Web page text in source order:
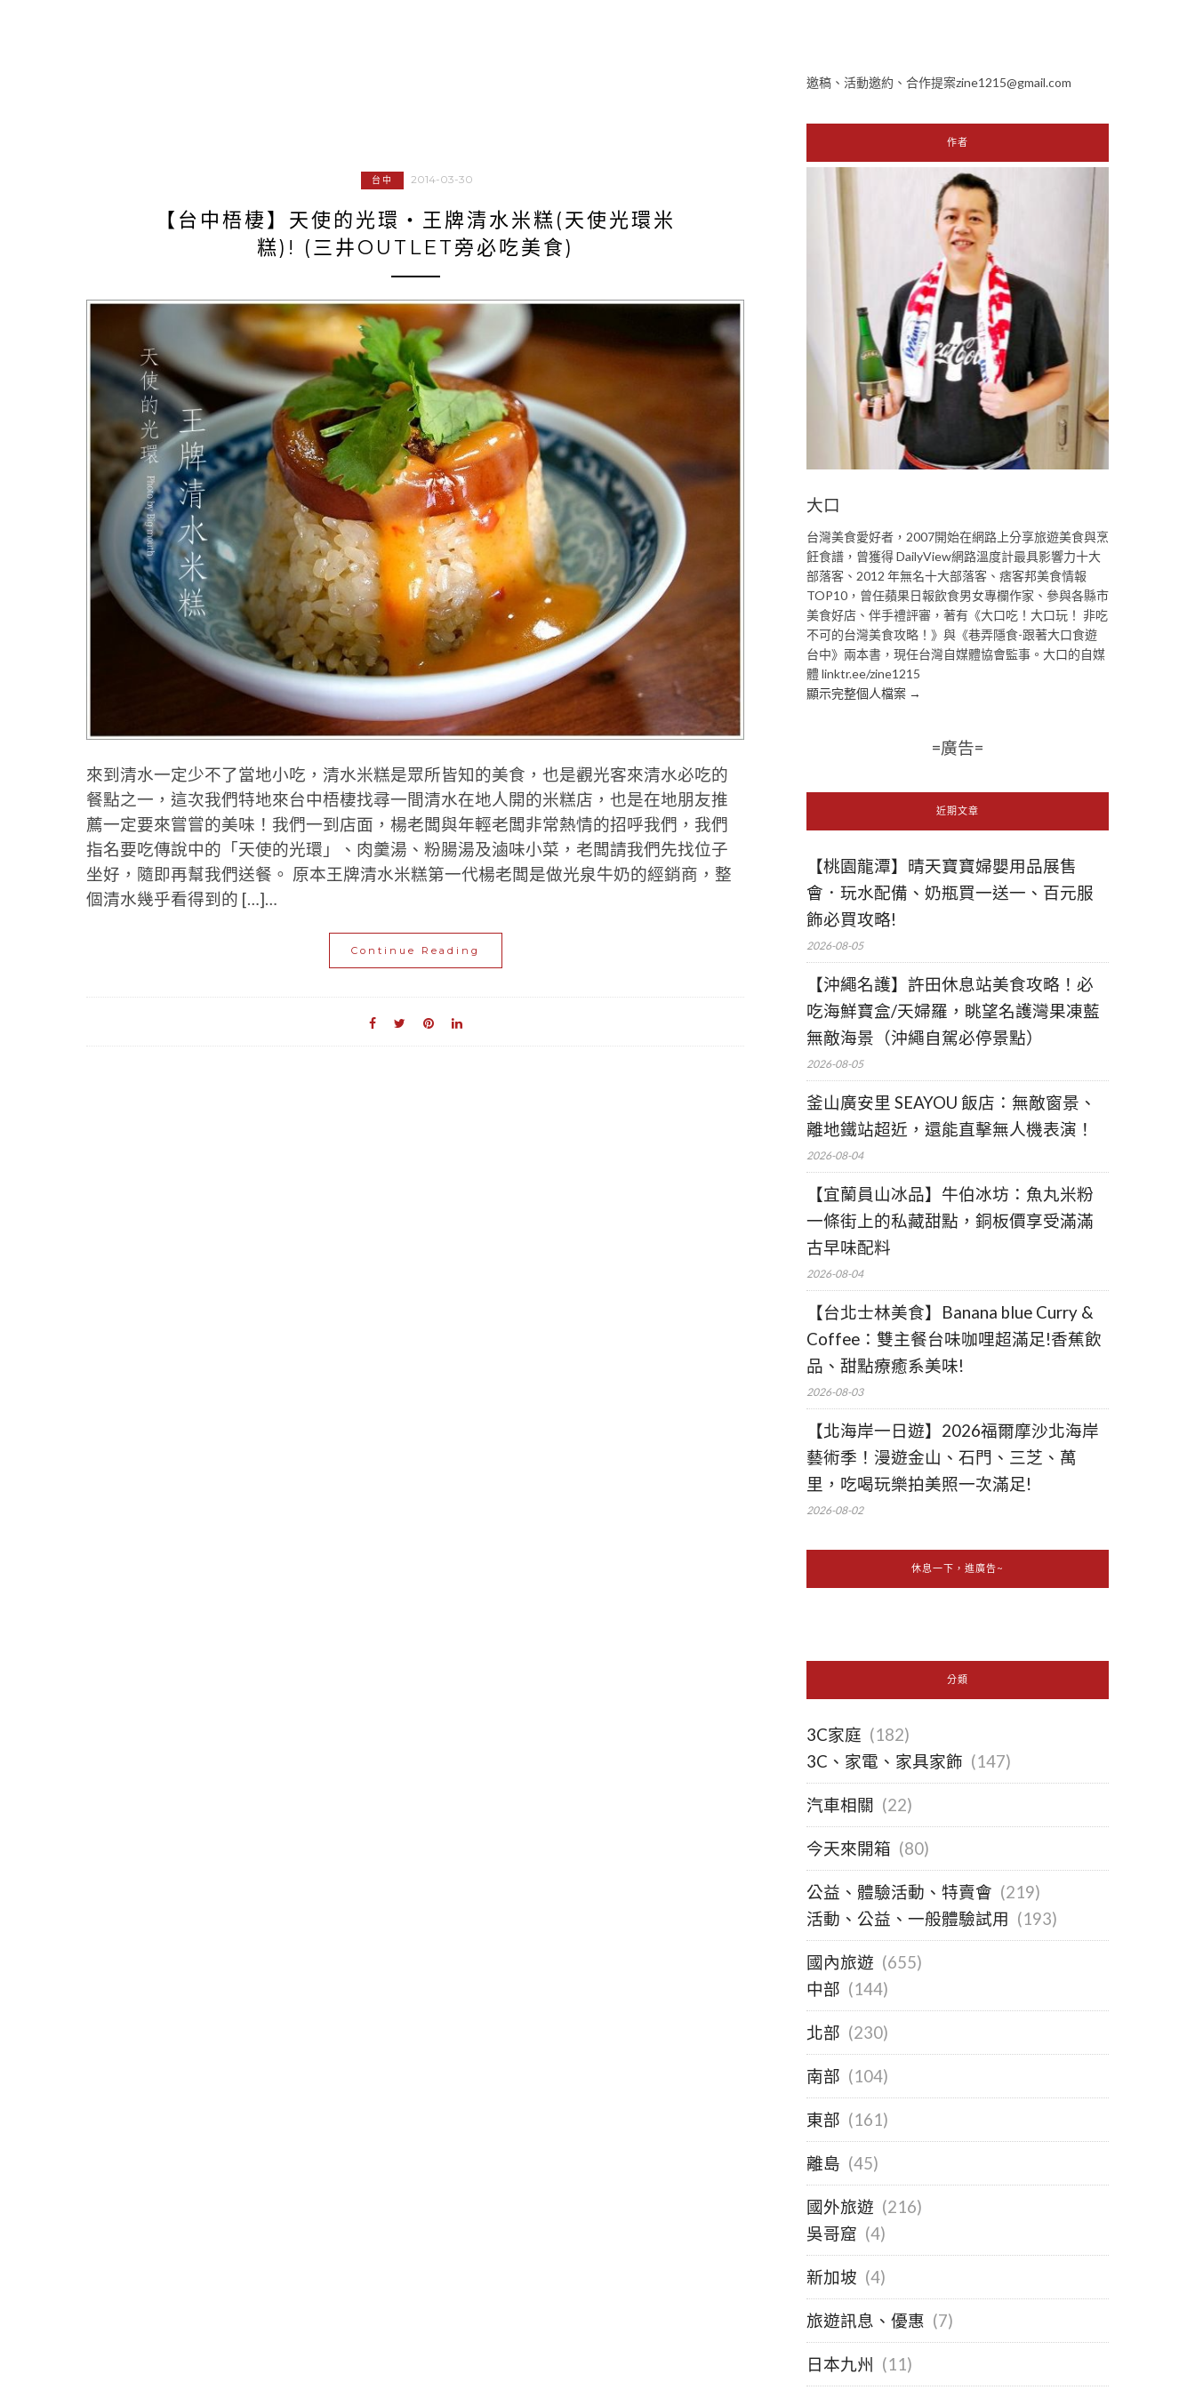
台中 2014-03-30
【台中梧棲】天使的光環‧王牌清水米糕(天使光環米
糕)! (三井OUTLET旁必吃美食)
來到清水一定少不了當地小吃，清水米糕是眾所皆知的美食，也是觀光客來清水必吃的
餐點之一，這次我們特地來台中梧棲找尋一間清水在地人開的米糕店，也是在地朋友推
薦一定要來嘗嘗的美味！我們一到店面，楊老闆與年輕老闆非常熱情的招呼我們，我們
指名要吃傳說中的「天使的光環」、肉羹湯、粉腸湯及滷味小菜，老闆請我們先找位子
坐好，隨即再幫我們送餐。 原本王牌清水米糕第一代楊老闆是做光泉牛奶的經銷商，整
個清水幾乎看得到的 […]…
Continue Reading
邀稿、活動邀約、合作提案zine1215@gmail.com
作者
大口
台灣美食愛好者，2007開始在網路上分享旅遊美食與烹
飪食譜，曾獲得 DailyView網路溫度計最具影響力十大
部落客、2012 年無名十大部落客、痞客邦美食情報
TOP10，曾任蘋果日報飲食男女專欄作家、參與各縣市
美食好店、伴手禮評審，著有《大口吃！大口玩！ 非吃
不可的台灣美食攻略！》與《巷弄隱食-跟著大口食遊
台中》兩本書，現任台灣自媒體協會監事。大口的自媒
體 linktr.ee/zine1215
顯示完整個人檔案 →
=廣告=
近期文章
【桃園龍潭】晴天寶寶婦嬰用品展售
會．玩水配備、奶瓶買一送一、百元服
飾必買攻略!
2026-08-05
【沖繩名護】許田休息站美食攻略！必
吃海鮮寶盒/天婦羅，眺望名護灣果凍藍
無敵海景（沖繩自駕必停景點）
2026-08-05
釜山廣安里 SEAYOU 飯店：無敵窗景、
離地鐵站超近，還能直擊無人機表演！
2026-08-04
【宜蘭員山冰品】牛伯冰坊：魚丸米粉
一條街上的私藏甜點，銅板價享受滿滿
古早味配料
2026-08-04
【台北士林美食】Banana blue Curry &
Coffee：雙主餐台味咖哩超滿足!香蕉飲
品、甜點療癒系美味!
2026-08-03
【北海岸一日遊】2026福爾摩沙北海岸
藝術季！漫遊金山、石門、三芝、萬
里，吃喝玩樂拍美照一次滿足!
2026-08-02
休息一下，進廣告~
分類
3C家庭 (182)
3C、家電、家具家飾 (147)
汽車相關 (22)
今天來開箱 (80)
公益、體驗活動、特賣會 (219)
活動、公益、一般體驗試用 (193)
國內旅遊 (655)
中部 (144)
北部 (230)
南部 (104)
東部 (161)
離島 (45)
國外旅遊 (216)
吳哥窟 (4)
新加坡 (4)
旅遊訊息、優惠 (7)
日本九州 (11)